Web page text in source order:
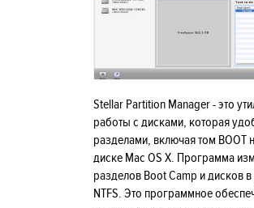
Stellar Partition Manager - это
работы с дисками, которая
разделами, включая том BOOT
диске Mac OS X. Программа
разделов Boot Camp и дисков
NTFS. Это программное